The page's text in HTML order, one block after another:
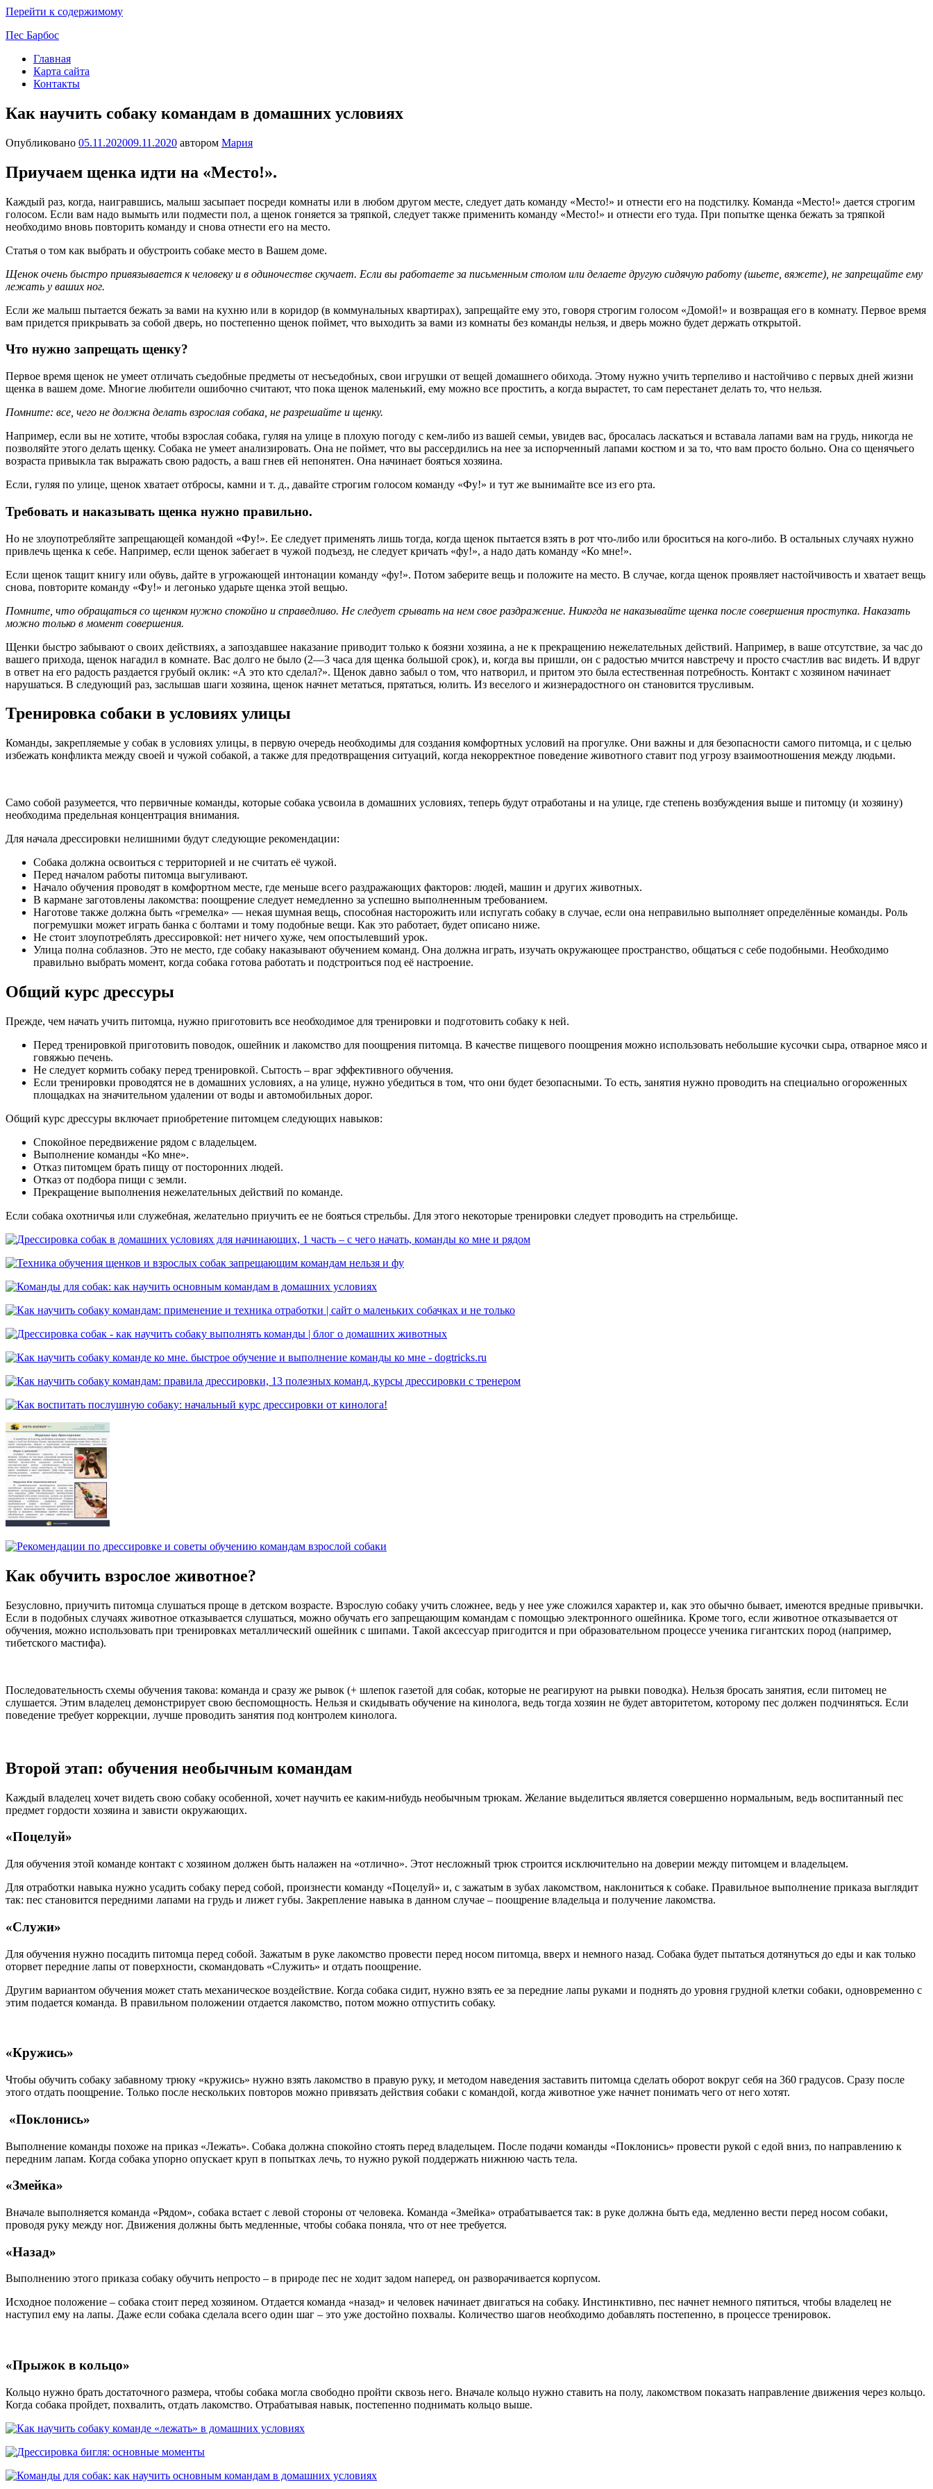
Перейти к содержимому
Пес Барбос
Главная
Карта сайта
Контакты
Как научить собаку командам в домашних условиях
Опубликовано 05.11.202009.11.2020 автором Мария
Приучаем щенка идти на «Место!».
Каждый раз, когда, наигравшись, малыш засыпает посреди комнаты или в любом другом месте, следует дать команду «Место!» и отнести его на подстилку. Команда «Место!» дается строгим
голосом. Если вам надо вымыть или подмести пол, а щенок гоняется за тряпкой, следует также применить команду «Место!» и отнести его туда. При попытке щенка бежать за тряпкой
необходимо вновь повторить команду и снова отнести его на место.
Статья о том как выбрать и обустроить собаке место в Вашем доме.
Щенок очень быстро привязывается к человеку и в одиночестве скучает. Если вы работаете за письменным столом или делаете другую сидячую работу (шьете, вяжете), не запрещайте ему
лежать у ваших ног.
Если же малыш пытается бежать за вами на кухню или в коридор (в коммунальных квартирах), запрещайте ему это, говоря строгим голосом «Домой!» и возвращая его в комнату. Первое время
вам придется прикрывать за собой дверь, но постепенно щенок поймет, что выходить за вами из комнаты без команды нельзя, и дверь можно будет держать открытой.
Что нужно запрещать щенку?
Первое время щенок не умеет отличать съедобные предметы от несъедобных, свои игрушки от вещей домашнего обихода. Этому нужно учить терпеливо и настойчиво с первых дней жизни
щенка в вашем доме. Многие любители ошибочно считают, что пока щенок маленький, ему можно все простить, а когда вырастет, то сам перестанет делать то, что нельзя.
Помните: все, чего не должна делать взрослая собака, не разрешайте и щенку.
Например, если вы не хотите, чтобы взрослая собака, гуляя на улице в плохую погоду с кем-либо из вашей семьи, увидев вас, бросалась ласкаться и вставала лапами вам на грудь, никогда не
позволяйте этого делать щенку. Собака не умеет анализировать. Она не поймет, что вы рассердились на нее за испорченный лапами костюм и за то, что вам просто больно. Она со щенячьего
возраста привыкла так выражать свою радость, а ваш гнев ей непонятен. Она начинает бояться хозяина.
Если, гуляя по улице, щенок хватает отбросы, камни и т. д., давайте строгим голосом команду «Фу!» и тут же вынимайте все из его рта.
Требовать и наказывать щенка нужно правильно.
Но не злоупотребляйте запрещающей командой «Фу!». Ее следует применять лишь тогда, когда щенок пытается взять в рот что-либо или броситься на кого-либо. В остальных случаях нужно
привлечь щенка к себе. Например, если щенок забегает в чужой подъезд, не следует кричать «фу!», а надо дать команду «Ко мне!».
Если щенок тащит книгу или обувь, дайте в угрожающей интонации команду «фу!». Потом заберите вещь и положите на место. В случае, когда щенок проявляет настойчивость и хватает вещь
снова, повторите команду «Фу!» и легонько ударьте щенка этой вещью.
Помните, что обращаться со щенком нужно спокойно и справедливо. Не следует срывать на нем свое раздражение. Никогда не наказывайте щенка после совершения проступка. Наказать
можно только в момент совершения.
Щенки быстро забывают о своих действиях, а запоздавшее наказание приводит только к боязни хозяина, а не к прекращению нежелательных действий. Например, в ваше отсутствие, за час до
вашего прихода, щенок нагадил в комнате. Вас долго не было (2—3 часа для щенка большой срок), и, когда вы пришли, он с радостью мчится навстречу и просто счастлив вас видеть. И вдруг
в ответ на его радость раздается грубый оклик: «А это кто сделал?». Щенок давно забыл о том, что натворил, и притом это была естественная потребность. Контакт с хозяином начинает
нарушаться. В следующий раз, заслышав шаги хозяина, щенок начнет метаться, прятаться, юлить. Из веселого и жизнерадостного он становится трусливым.
Тренировка собаки в условиях улицы
Команды, закрепляемые у собак в условиях улицы, в первую очередь необходимы для создания комфортных условий на прогулке. Они важны и для безопасности самого питомца, и с целью
избежать конфликта между своей и чужой собакой, а также для предотвращения ситуаций, когда некорректное поведение животного ставит под угрозу взаимоотношения между людьми.
Само собой разумеется, что первичные команды, которые собака усвоила в домашних условиях, теперь будут отработаны и на улице, где степень возбуждения выше и питомцу (и хозяину)
необходима предельная концентрация внимания.
Для начала дрессировки нелишними будут следующие рекомендации:
Собака должна освоиться с территорией и не считать её чужой.
Перед началом работы питомца выгуливают.
Начало обучения проводят в комфортном месте, где меньше всего раздражающих факторов: людей, машин и других животных.
В кармане заготовлены лакомства: поощрение следует немедленно за успешно выполненным требованием.
Наготове также должна быть «гремелка» — некая шумная вещь, способная насторожить или испугать собаку в случае, если она неправильно выполняет определённые команды. Роль
погремушки может играть банка с болтами и тому подобные вещи. Как это работает, будет описано ниже.
Не стоит злоупотреблять дрессировкой: нет ничего хуже, чем опостылевший урок.
Улица полна соблазнов. Это не место, где собаку наказывают обучением команд. Она должна играть, изучать окружающее пространство, общаться с себе подобными. Необходимо
правильно выбрать момент, когда собака готова работать и подстроиться под её настроение.
Общий курс дрессуры
Прежде, чем начать учить питомца, нужно приготовить все необходимое для тренировки и подготовить собаку к ней.
Перед тренировкой приготовить поводок, ошейник и лакомство для поощрения питомца. В качестве пищевого поощрения можно использовать небольшие кусочки сыра, отварное мясо и
говяжью печень.
Не следует кормить собаку перед тренировкой. Сытость – враг эффективного обучения.
Если тренировки проводятся не в домашних условиях, а на улице, нужно убедиться в том, что они будет безопасными. То есть, занятия нужно проводить на специально огороженных
площадках на значительном удалении от воды и автомобильных дорог.
Общий курс дрессуры включает приобретение питомцем следующих навыков:
Спокойное передвижение рядом с владельцем.
Выполнение команды «Ко мне».
Отказ питомцем брать пищу от посторонних людей.
Отказ от подбора пищи с земли.
Прекращение выполнения нежелательных действий по команде.
Если собака охотничья или служебная, желательно приучить ее не бояться стрельбы. Для этого некоторые тренировки следует проводить на стрельбище.
Как обучить взрослое животное?
Безусловно, приучить питомца слушаться проще в детском возрасте. Взрослую собаку учить сложнее, ведь у нее уже сложился характер и, как это обычно бывает, имеются вредные привычки.
Если в подобных случаях животное отказывается слушаться, можно обучать его запрещающим командам с помощью электронного ошейника. Кроме того, если животное отказывается от
обучения, можно использовать при тренировках металлический ошейник с шипами. Такой аксессуар пригодится и при образовательном процессе ученика гигантских пород (например,
тибетского мастифа).
Последовательность схемы обучения такова: команда и сразу же рывок (+ шлепок газетой для собак, которые не реагируют на рывки поводка). Нельзя бросать занятия, если питомец не
слушается. Этим владелец демонстрирует свою беспомощность. Нельзя и скидывать обучение на кинолога, ведь тогда хозяин не будет авторитетом, которому пес должен подчиняться. Если
поведение требует коррекции, лучше проводить занятия под контролем кинолога.
Второй этап: обучения необычным командам
Каждый владелец хочет видеть свою собаку особенной, хочет научить ее каким-нибудь необычным трюкам. Желание выделиться является совершенно нормальным, ведь воспитанный пес
предмет гордости хозяина и зависти окружающих.
«Поцелуй»
Для обучения этой команде контакт с хозяином должен быть налажен на «отлично». Этот несложный трюк строится исключительно на доверии между питомцем и владельцем.
Для отработки навыка нужно усадить собаку перед собой, произнести команду «Поцелуй» и, с зажатым в зубах лакомством, наклониться к собаке. Правильное выполнение приказа выглядит
так: пес становится передними лапами на грудь и лижет губы. Закрепление навыка в данном случае – поощрение владельца и получение лакомства.
«Служи»
Для обучения нужно посадить питомца перед собой. Зажатым в руке лакомство провести перед носом питомца, вверх и немного назад. Собака будет пытаться дотянуться до еды и как только
оторвет передние лапы от поверхности, скомандовать «Служить» и отдать поощрение.
Другим вариантом обучения может стать механическое воздействие. Когда собака сидит, нужно взять ее за передние лапы руками и поднять до уровня грудной клетки собаки, одновременно с
этим подается команда. В правильном положении отдается лакомство, потом можно отпустить собаку.
«Кружись»
Чтобы обучить собаку забавному трюку «кружись» нужно взять лакомство в правую руку, и методом наведения заставить питомца сделать оборот вокруг себя на 360 градусов. Сразу после
этого отдать поощрение. Только после нескольких повторов можно привязать действия собаки с командой, когда животное уже начнет понимать чего от него хотят.
«Поклонись»
Выполнение команды похоже на приказ «Лежать». Собака должна спокойно стоять перед владельцем. После подачи команды «Поклонись» провести рукой с едой вниз, по направлению к
передним лапам. Когда собака упорно опускает круп в попытках лечь, то нужно рукой поддержать нижнюю часть тела.
«Змейка»
Вначале выполняется команда «Рядом», собака встает с левой стороны от человека. Команда «Змейка» отрабатывается так: в руке должна быть еда, медленно вести перед носом собаки,
проводя руку между ног. Движения должны быть медленные, чтобы собака поняла, что от нее требуется.
«Назад»
Выполнению этого приказа собаку обучить непросто – в природе пес не ходит задом наперед, он разворачивается корпусом.
Исходное положение – собака стоит перед хозяином. Отдается команда «назад» и человек начинает двигаться на собаку. Инстинктивно, пес начнет немного пятиться, чтобы владелец не
наступил ему на лапы. Даже если собака сделала всего один шаг – это уже достойно похвалы. Количество шагов необходимо добавлять постепенно, в процессе тренировок.
«Прыжок в кольцо»
Кольцо нужно брать достаточного размера, чтобы собака могла свободно пройти сквозь него. Вначале кольцо нужно ставить на полу, лакомством показать направление движения через кольцо.
Когда собака пройдет, похвалить, отдать лакомство. Отрабатывая навык, постепенно поднимать кольцо выше.